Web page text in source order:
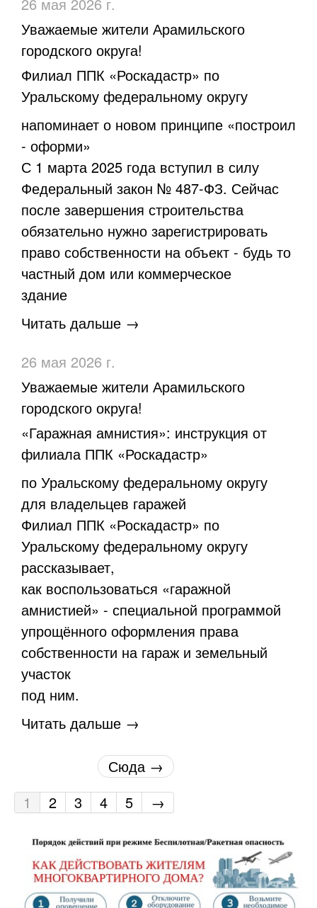
Уважаемые жители Арамильского
городского округа!
Филиал ППК «Роскадастр» по
Уральскому федеральному округу
напоминает о новом принципе «построил
- оформи»
С 1 марта 2025 года вступил в силу
Федеральный закон № 487-ФЗ. Сейчас
после завершения строительства
обязательно нужно зарегистрировать
право собственности на объект - будь то
частный дом или коммерческое
здание
Читать дальше →
26 мая 2026 г.
Уважаемые жители Арамильского
городского округа!
«Гаражная амнистия»: инструкция от
филиала ППК «Роскадастр»
по Уральскому федеральному округу
для владельцев гаражей
Филиал ППК «Роскадастр» по
Уральскому федеральному округу
рассказывает,
как воспользоваться «гаражной
амнистией» - специальной программой
упрощённого оформления права
собственности на гараж и земельный
участок
под ним.
Читать дальше →
Сюда →
1
2 3 4 5 →